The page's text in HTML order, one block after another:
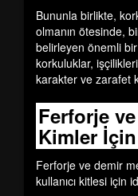
Bununla birlikte,
olmanın ötesinde,
belirleyen önemli
korkuluklar,
karakter ve zarafet
Ferforje
Kimler
Ferforje ve demir
kullanıcı kitlesi için